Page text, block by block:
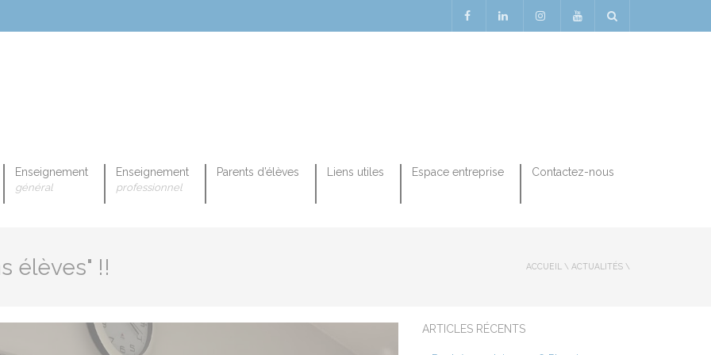
Enseignement
général
Enseignement
professionnel
Parents d’élèves Liens utiles Espace entreprise Contactez-nous
élèves" !! ACCUEIL \ ACTUALITÉS \
ARTICLES RÉCENTS